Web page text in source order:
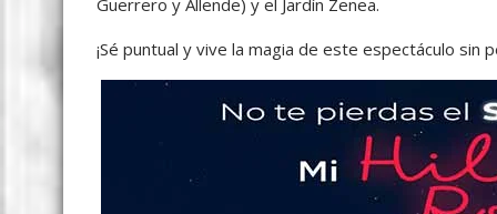
¡Sé puntual y vive la magia de este espectáculo sin